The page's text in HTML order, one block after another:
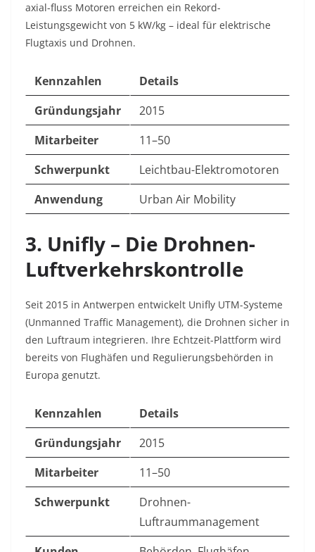
axial-fluss Motoren erreichen ein Rekord-
Leistungsgewicht von 5 kW/kg – ideal für elektrische
Flugtaxis und Drohnen.
Kennzahlen
Details
Gründungsjahr
2015
Mitarbeiter
11–50
Schwerpunkt
Leichtbau-Elektromotoren
Anwendung
Urban Air Mobility
3. Unifly – Die Drohnen-
Luftverkehrskontrolle
Seit 2015 in Antwerpen entwickelt Unifly UTM-Systeme
(Unmanned Traffic Management), die Drohnen sicher in
den Luftraum integrieren. Ihre Echtzeit-Plattform wird
bereits von Flughäfen und Regulierungsbehörden in
Europa genutzt.
Kennzahlen
Details
Gründungsjahr
2015
Mitarbeiter
11–50
Schwerpunkt
Drohnen-
Luftraummanagement